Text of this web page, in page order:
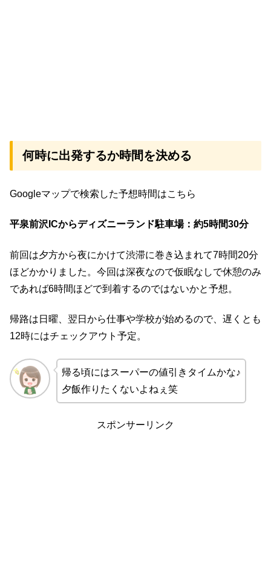
何時に出発するか時間を決める
Googleマップで検索した予想時間はこちら
平泉前沢ICからディズニーランド駐車場：約5時間30分
前回は夕方から夜にかけて渋滞に巻き込まれて7時間20分
ほどかかりました。今回は深夜なので仮眠なしで休憩のみ
であれば6時間ほどで到着するのではないかと予想。
帰路は日曜、翌日から仕事や学校が始めるので、遅くとも
12時にはチェックアウト予定。
帰る頃にはスーパーの値引きタイムかな♪
夕飯作りたくないよねぇ笑
スポンサーリンク